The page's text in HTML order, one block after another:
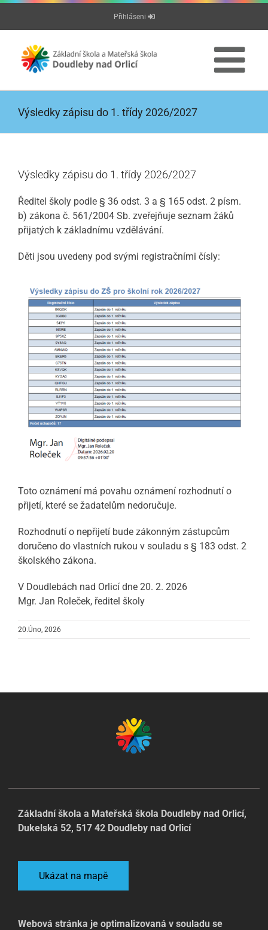
Přeskočit
Přihláseni
Výsledky zápisu do 1. třídy 2026/2027
Výsledky zápisu do 1. třídy 2026/2027
Ředitel školy podle § 36 odst. 3 a § 165 odst. 2 písm.
b) zákona č. 561/2004 Sb. zveřejňuje seznam žáků
přijatých k základnímu vzdělávání.
Děti jsou uvedeny pod svými registračními čísly:
Toto oznámení má povahu oznámení rozhodnutí o
přijetí, které se žadatelům nedoručuje.
Rozhodnutí o nepřijetí bude zákonným zástupcům
doručeno do vlastních rukou v souladu s § 183 odst. 2
školského zákona.
V Doudlebách nad Orlicí dne 20. 2. 2026
Mgr. Jan Roleček, ředitel školy
20.Úno, 2026
Základní škola a Mateřská škola Doudleby nad Orlicí,
Dukelská 52, 517 42 Doudleby nad Orlicí
Ukázat na mapě
Webová stránka je optimalizovaná v souladu se